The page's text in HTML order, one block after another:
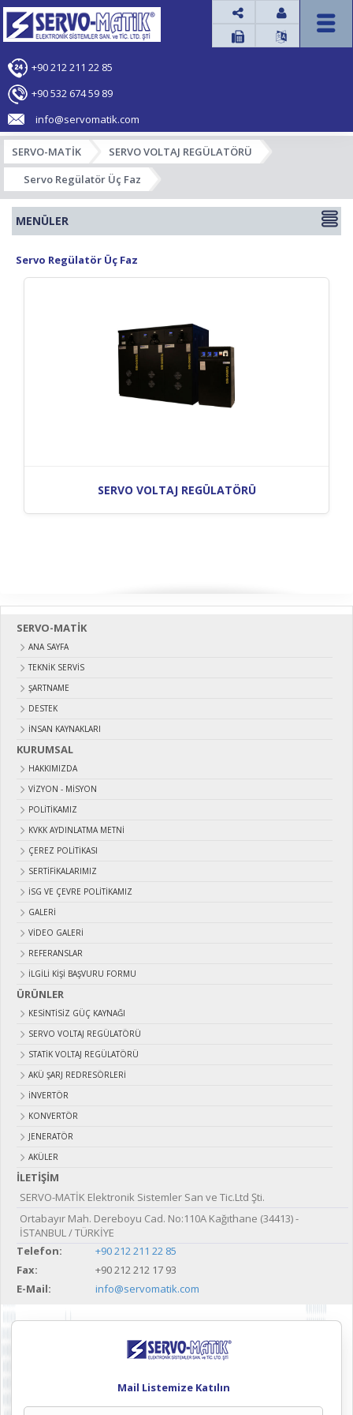




+90 212 211 22 85
+90 532 674 59 89
info@servomatik.com
SERVO-MATİK
SERVO VOLTAJ REGÜLATÖRÜ
Servo Regülatör Üç Faz
MENÜLER
Servo Regülatör Üç Faz
SERVO VOLTAJ REGÜLATÖRÜ
SERVO-MATİK
ANA SAYFA
TEKNİK SERVİS
ŞARTNAME
DESTEK
İNSAN KAYNAKLARI
KURUMSAL
HAKKIMIZDA
VIZYON - MISYON
POLITIKAMIZ
KVKK AYDINLATMA METNI
ÇEREZ POLITIKASI
SERTIFIKALARIMIZ
İSG VE ÇEVRE POLITIKAMIZ
GALERI
VIDEO GALERI
REFERANSLAR
İLGILI KIŞI BAŞVURU FORMU
ÜRÜNLER
KESİNTİSİZ GÜÇ KAYNAĞI
SERVO VOLTAJ REGÜLATÖRÜ
STATİK VOLTAJ REGÜLATÖRÜ
AKÜ ŞARJ REDRESÖRLERİ
İNVERTÖR
KONVERTÖR
JENERATÖR
AKÜLER
İLETİŞİM
SERVO-MATİK Elektronik Sistemler San ve Tic.Ltd Şti.
Ortabayır Mah. Dereboyu Cad. No:110A Kağıthane (34413) -
İSTANBUL / TÜRKİYE
Telefon:
+90 212 211 22 85
Fax:
+90 212 212 17 93
E-Mail:
info@servomatik.com
Mail Listemize Katılın